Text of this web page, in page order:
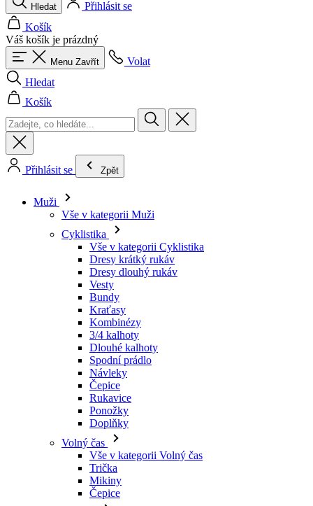
Hledat
Přihlásit se
Košík
Váš košík je prázdný
Menu Zavřít
Volat
Hledat
Košík
Přihlásit se Zpět
Muži
Vše v kategorii Muži
Cyklistika
Vše v kategorii Cyklistika
Dresy krátký rukáv
Dresy dlouhý rukáv
Vesty
Bundy
Kraťasy
Kombinézy
3/4 kalhoty
Dlouhé kalhoty
Spodní prádlo
Návleky
Čepice
Rukavice
Ponožky
Doplňky
Volný čas
Vše v kategorii Volný čas
Trička
Mikiny
Čepice